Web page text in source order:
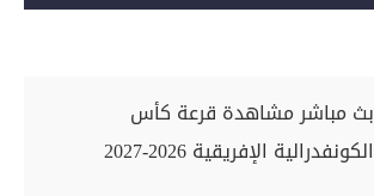
بث مباشر مشاهدة قرعة كأس
الكونفدرالية الإفريقية 2026-2027